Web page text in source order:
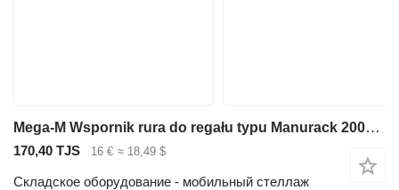
Mega-M Wspornik rura do regału typu Manurack 200×6 cm nowy
170,40 TJS 16 € ≈ 18,49 $
Складское оборудование - мобильный стеллаж